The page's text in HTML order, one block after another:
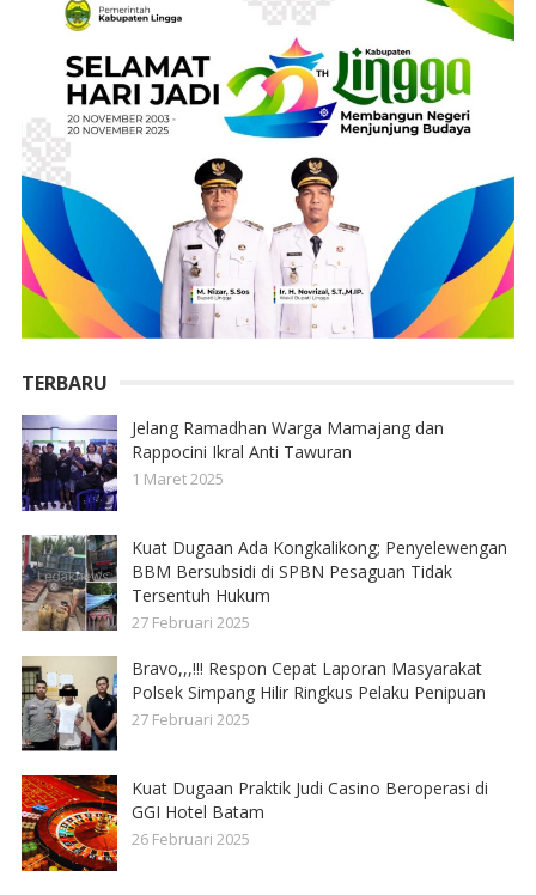
TERBARU
Jelang Ramadhan Warga Mamajang dan
Rappocini Ikral Anti Tawuran
1 Maret 2025
Kuat Dugaan Ada Kongkalikong; Penyelewengan
BBM Bersubsidi di SPBN Pesaguan Tidak
Tersentuh Hukum
27 Februari 2025
Bravo,,,!!! Respon Cepat Laporan Masyarakat
Polsek Simpang Hilir Ringkus Pelaku Penipuan
27 Februari 2025
Kuat Dugaan Praktik Judi Casino Beroperasi di
GGI Hotel Batam
26 Februari 2025